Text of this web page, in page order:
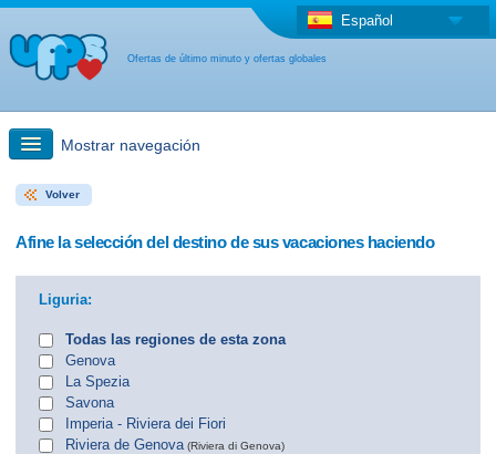
Ofertas de último minuto y ofertas globales
Español
Mostrar navegación
búsqueda rápida
otro país
Volver
Afine la selección del destino de sus vacaciones haciendo
Liguria:
Todas las regiones de esta zona
Genova
La Spezia
Savona
Imperia - Riviera dei Fiori
Riviera de Genova (Riviera di Genova)